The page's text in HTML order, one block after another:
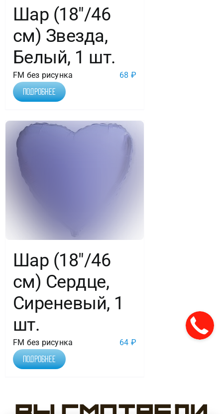
Шар (18″/46
см) Звезда,
Белый, 1 шт.
FM без рисунка 68 ₽
Подробнее
Шар (18″/46
см) Сердце,
Сиреневый, 1
шт.
FM без рисунка 64 ₽
Подробнее